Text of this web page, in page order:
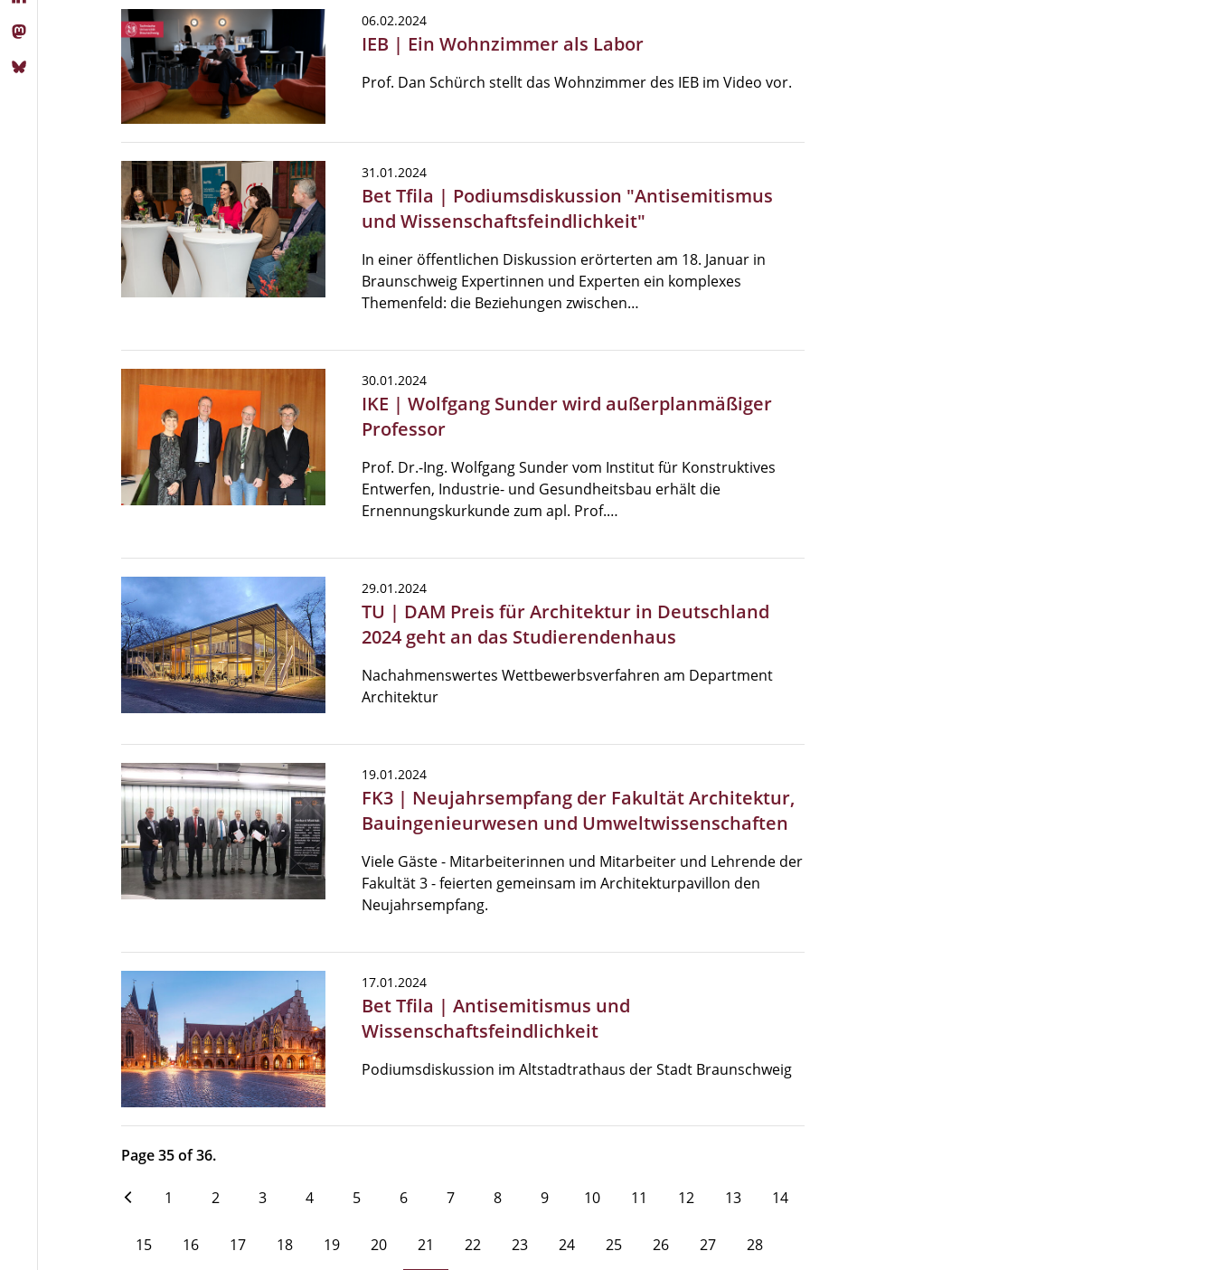
06.02.2024
IEB | Ein Wohnzimmer als Labor
Prof. Dan Schürch stellt das Wohnzimmer des IEB im Video vor.
31.01.2024
Bet Tfila | Podiumsdiskussion "Antisemitismus
und Wissenschaftsfeindlichkeit"
In einer öffentlichen Diskussion erörterten am 18. Januar in
Braunschweig Expertinnen und Experten ein komplexes
Themenfeld: die Beziehungen zwischen…
30.01.2024
IKE | Wolfgang Sunder wird außerplanmäßiger
Professor
Prof. Dr.-Ing. Wolfgang Sunder vom Institut für Konstruktives
Entwerfen, Industrie- und Gesundheitsbau erhält die
Ernennungskurkunde zum apl. Prof.…
29.01.2024
TU | DAM Preis für Architektur in Deutschland
2024 geht an das Studierendenhaus
Nachahmenswertes Wettbewerbsverfahren am Department
Architektur
19.01.2024
FK3 | Neujahrsempfang der Fakultät Architektur,
Bauingenieurwesen und Umweltwissenschaften
Viele Gäste - Mitarbeiterinnen und Mitarbeiter und Lehrende der
Fakultät 3 - feierten gemeinsam im Architekturpavillon den
Neujahrsempfang.
17.01.2024
Bet Tfila | Antisemitismus und
Wissenschaftsfeindlichkeit
Podiumsdiskussion im Altstadtrathaus der Stadt Braunschweig
Page 35 of 36.
1 2 3 4 5 6 7 8 9 10 11 12 13 14
15 16 17 18 19 20 21 22 23 24 25 26 27 28